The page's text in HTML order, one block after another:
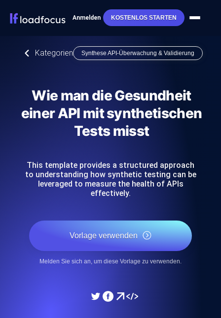
Anmelden KOSTENLOS STARTEN
Kategorien Synthese API-Überwachung & Validierung
Wie man die Gesundheit
einer API mit synthetischen
Tests misst
This template provides a structured approach
to understanding how synthetic testing can be
leveraged to measure the health of APIs
effectively.
Vorlage verwenden
Melden Sie sich an, um diese Vorlage zu verwenden.